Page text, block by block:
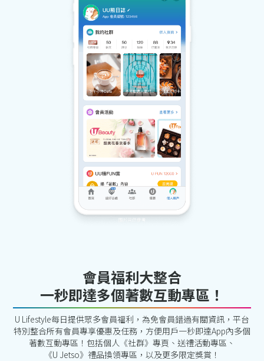
會員福利大整合
一秒即達多個著數互動專區！
U Lifestyle每日提供眾多會員福利，為免會員錯過有關資訊，平台
特別整合所有會員專享優惠及任務，方便用戶一秒即達App內多個
著數互動專區！包括個人《社群》專頁、送禮活動專區、
《U Jetso》禮品換領專區，以及更多限定獎賞！